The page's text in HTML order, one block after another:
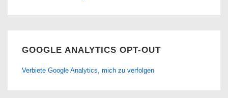
GOOGLE ANALYTICS OPT-OUT
Verbiete Google Analytics, mich zu verfolgen